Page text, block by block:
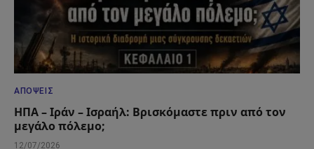
ΑΠΌΨΕΙΣ
ΗΠΑ – Ιράν – Ισραήλ: Βρισκόμαστε πριν από τον
μεγάλο πόλεμο;
12/07/2026